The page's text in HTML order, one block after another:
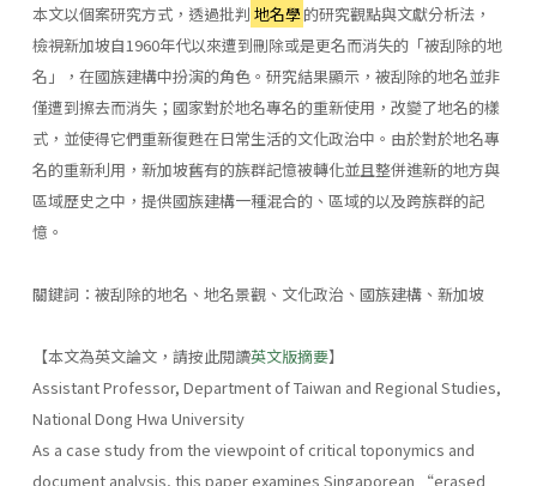
本文以個案研究方式，透過批判 地名學的研究觀點與文獻分析法，
檢視新加坡自1960年代以來遭到刪除或是更名而消失的「被刮除的地
名」，在國族建構中扮演的角色。研究結果顯示，被刮除的地名並非
僅遭到擦去而消失；國家對於地名專名的重新使用，改變了地名的樣
式，並使得它們重新復甦在日常生活的文化政治中。由於對於地名專
名的重新利用，新加坡舊有的族群記憶被轉化並且整併進新的地方與
區域歷史之中，提供國族建構一種混合的、區域的以及跨族群的記
憶。
關鍵詞：被刮除的地名、地名景觀、文化政治、國族建構、新加坡
【本文為英文論文，請按此閱讀英文版摘要】
Assistant Professor, Department of Taiwan and Regional Studies,
National Dong Hwa University
As a case study from the viewpoint of critical toponymics and
document analysis, this paper examines Singaporean “erased